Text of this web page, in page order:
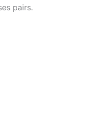
pairs.